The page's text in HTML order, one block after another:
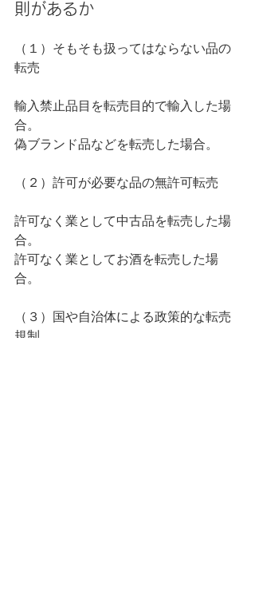
則があるか
（１）そもそも扱ってはならない品の
転売
輸入禁止品目を転売目的で輸入した場
合。
偽ブランド品などを転売した場合。
（２）許可が必要な品の無許可転売
許可なく業として中古品を転売した場
合。
許可なく業としてお酒を転売した場
合。
（３）国や自治体による政策的な転売
規制